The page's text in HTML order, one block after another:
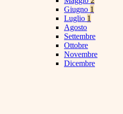
Giugno 1
Luglio 1
Agosto
Settembre
Ottobre
Novembre
Dicembre